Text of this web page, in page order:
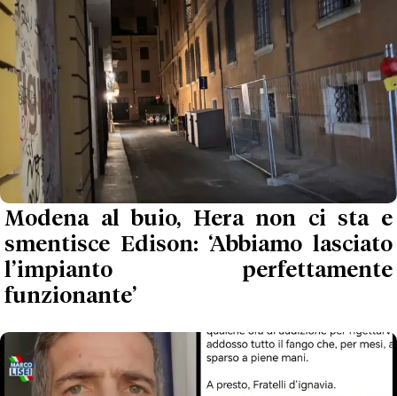
Modena al buio, Hera non ci sta e
smentisce Edison: ‘Abbiamo lasciato
l’impianto perfettamente
funzionante’